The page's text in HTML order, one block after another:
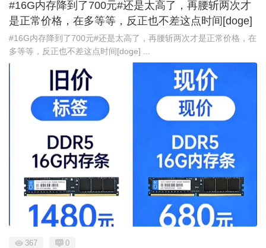
#16G内存降到了700元#还是太高了，再腰斩两次才
是正常价格，在多等等，反正也不差这点时间[doge] ​​​
#16G内存降到了700元#还是太高了，再腰斩两次才是正常价格，在
多等等，反正也不差这点时间[doge] ...
367 0